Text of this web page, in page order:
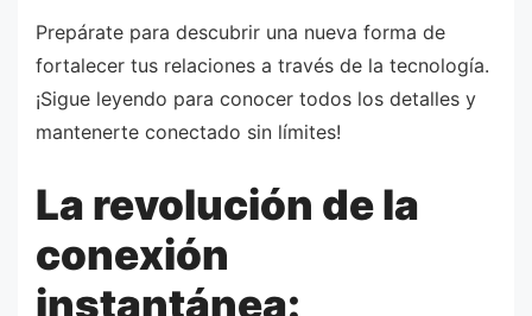
Prepárate para descubrir una nueva forma de
fortalecer tus relaciones a través de la tecnología.
¡Sigue leyendo para conocer todos los detalles y
mantenerte conectado sin límites!
La revolución de la
conexión
instantánea: